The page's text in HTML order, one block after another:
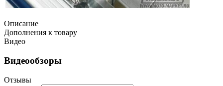
Описание
Дополнения к товару
Видео
Видеообзоры
Отзывы